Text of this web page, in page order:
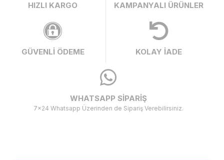
HIZLI KARGO KAMPANYALI ÜRÜNLER
GÜVENLİ ÖDEME KOLAY İADE
WHATSAPP SİPARİŞ
7x24 Whatsapp Üzerinden de Sipariş Verebilirsiniz.